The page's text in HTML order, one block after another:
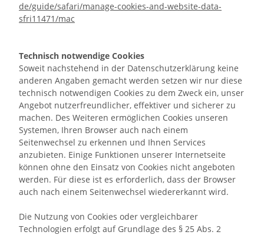
de/guide/safari/manage-cookies-and-website-data-
sfri11471/mac
Technisch notwendige Cookies
Soweit nachstehend in der Datenschutzerklärung keine
anderen Angaben gemacht werden setzen wir nur diese
technisch notwendigen Cookies zu dem Zweck ein, unser
Angebot nutzerfreundlicher, effektiver und sicherer zu
machen. Des Weiteren ermöglichen Cookies unseren
Systemen, Ihren Browser auch nach einem
Seitenwechsel zu erkennen und Ihnen Services
anzubieten. Einige Funktionen unserer Internetseite
können ohne den Einsatz von Cookies nicht angeboten
werden. Für diese ist es erforderlich, dass der Browser
auch nach einem Seitenwechsel wiedererkannt wird.
Die Nutzung von Cookies oder vergleichbarer
Technologien erfolgt auf Grundlage des § 25 Abs. 2